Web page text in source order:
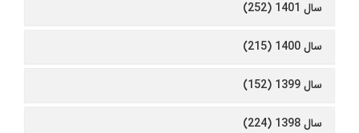
سال 1401 (252)
سال 1400 (215)
سال 1399 (152)
سال 1398 (224)